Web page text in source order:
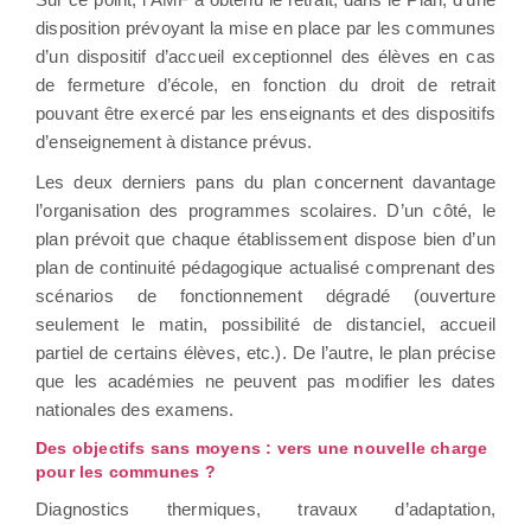
disposition prévoyant la mise en place par les communes
d’un dispositif d’accueil exceptionnel des élèves en cas
de fermeture d’école, en fonction du droit de retrait
pouvant être exercé par les enseignants et des dispositifs
d’enseignement à distance prévus.
Les deux derniers pans du plan concernent davantage
l’organisation des programmes scolaires. D’un côté, le
plan prévoit que chaque établissement dispose bien d’un
plan de continuité pédagogique actualisé comprenant des
scénarios de fonctionnement dégradé (ouverture
seulement le matin, possibilité de distanciel, accueil
partiel de certains élèves, etc.). De l’autre, le plan précise
que les académies ne peuvent pas modifier les dates
nationales des examens.
Des objectifs sans moyens : vers une nouvelle charge
pour les communes ?
Diagnostics thermiques, travaux d’adaptation,